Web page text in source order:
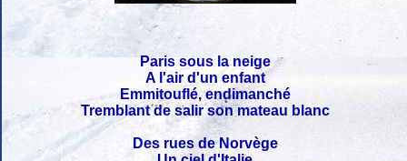
Paris sous la neige
A l'air d'un enfant
Emmitouflé, endimanché
Tremblant de salir son mateau blanc
Des rues de Norvège